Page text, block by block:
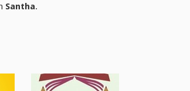
Santha.